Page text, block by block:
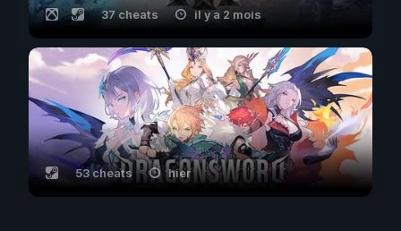
37 cheats il y a 2 mois
53 cheats hier